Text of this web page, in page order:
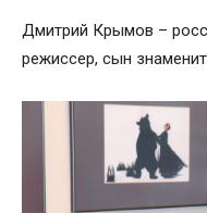
Дмитрий Крымов –
режиссер, сын